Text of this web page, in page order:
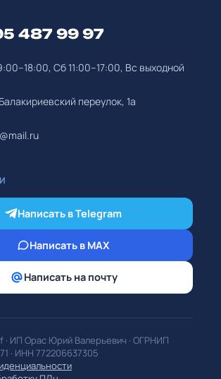
487 99 97
Сб 11:00–17:00, Вс выходной
переулок, 1а
Написать в Telegram
Написать в MAX
Написать на почту
· ИП Орас Юрий Валерьевич · ОГРНИП
· ИНН 772206637305